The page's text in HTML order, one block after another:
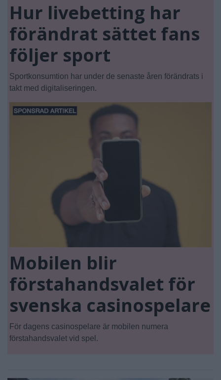
Hur livebetting har
förändrat sättet fans
följer sport
Sportkonsumtion har under de senaste åren förändrats i
takt med digitaliseringen.
Mobilen blir
förstahandsvalet för
svenska casinospelare
För dagens casinospelare är mobilen numera
förstahandsvalet vid spel.